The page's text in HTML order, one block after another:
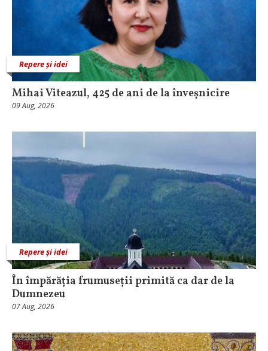
Repere și idei
Mihai Viteazul, 425 de ani de la înveșnicire
09 Aug, 2026
Repere și idei
În împărăția frumuseții primită ca dar de la
Dumnezeu
07 Aug, 2026